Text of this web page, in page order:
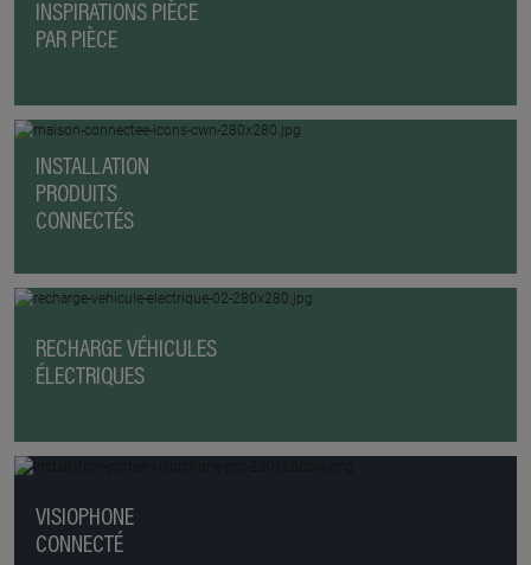
INSPIRATIONS PIÈCE
PAR PIÈCE
INSTALLATION
PRODUITS
CONNECTÉS
RECHARGE VÉHICULES
ÉLECTRIQUES
VISIOPHONE
CONNECTÉ